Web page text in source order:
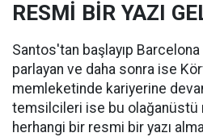
RESMİ BİR YAZI
Santos'tan başlayıp Barcelona
parlayan ve daha sonra ise
memleketinde kariyerine
temsilcileri ise bu olağanüstü
herhangi bir resmi bir yazı